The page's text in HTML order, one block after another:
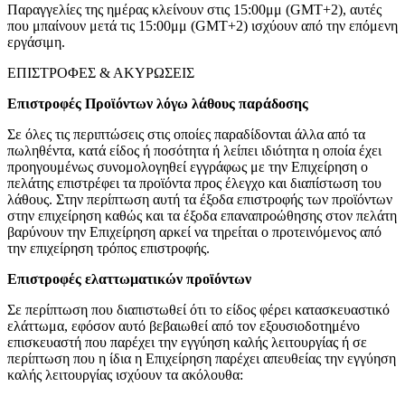
Παραγγελίες της ημέρας κλείνουν στις 15:00μμ (GMT+2), αυτές
που μπαίνουν μετά τις 15:00μμ (GMT+2) ισχύουν από την επόμενη
εργάσιμη.
ΕΠΙΣΤΡΟΦΕΣ & ΑΚΥΡΩΣΕΙΣ
Επιστροφές Προϊόντων λόγω λάθους παράδοσης
Σε όλες τις περιπτώσεις στις οποίες παραδίδονται άλλα από τα
πωληθέντα, κατά είδος ή ποσότητα ή λείπει ιδιότητα η οποία έχει
προηγουμένως συνομολογηθεί εγγράφως με την Επιχείρηση ο
πελάτης επιστρέφει τα προϊόντα προς έλεγχο και διαπίστωση του
λάθους. Στην περίπτωση αυτή τα έξοδα επιστροφής των προϊόντων
στην επιχείρηση καθώς και τα έξοδα επαναπροώθησης στον πελάτη
βαρύνουν την Επιχείρηση αρκεί να τηρείται ο προτεινόμενος από
την επιχείρηση τρόπος επιστροφής.
Επιστροφές ελαττωματικών προϊόντων
Σε περίπτωση που διαπιστωθεί ότι το είδος φέρει κατασκευαστικό
ελάττωμα, εφόσον αυτό βεβαιωθεί από τον εξουσιοδοτημένο
επισκευαστή που παρέχει την εγγύηση καλής λειτουργίας ή σε
περίπτωση που η ίδια η Επιχείρηση παρέχει απευθείας την εγγύηση
καλής λειτουργίας ισχύουν τα ακόλουθα: